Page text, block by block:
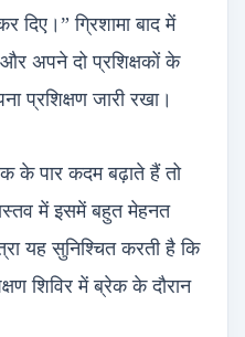
ग्रिशामा बाद में
अपने दो प्रशिक्षकों के
प्रशिक्षण जारी रखा।
के पार कदम बढ़ाते हैं तो
में इसमें बहुत मेहनत
यह सुनिश्चित करती है कि
शिविर में ब्रेक के दौरान